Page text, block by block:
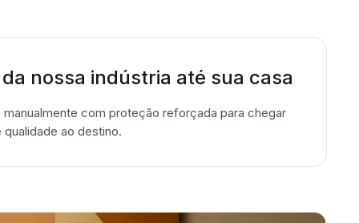
nossa indústria até sua casa
manualmente com proteção reforçada para chegar
ao destino.